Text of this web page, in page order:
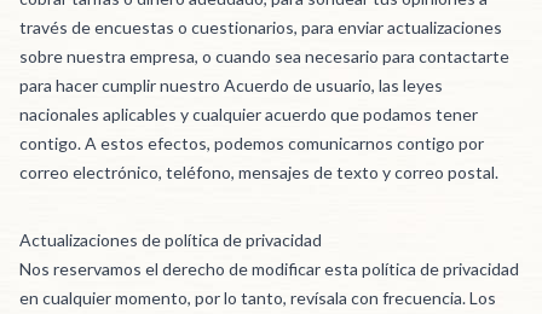
través de encuestas o cuestionarios, para enviar actualizaciones
sobre nuestra empresa, o cuando sea necesario para contactarte
para hacer cumplir nuestro Acuerdo de usuario, las leyes
nacionales aplicables y cualquier acuerdo que podamos tener
contigo. A estos efectos, podemos comunicarnos contigo por
correo electrónico, teléfono, mensajes de texto y correo postal.
Actualizaciones de política de privacidad
Nos reservamos el derecho de modificar esta política de privacidad
en cualquier momento, por lo tanto, revísala con frecuencia. Los